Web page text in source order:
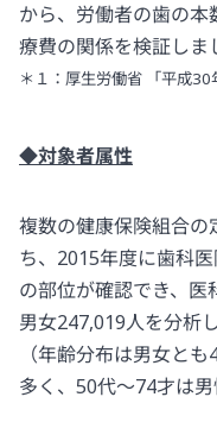
から、労働者の歯の
療費の関係を検証しま
＊１：厚生労働省 「平成30
◆対象者属性
複数の健康保険組合の
ち、2015年度に歯科
の部位が確認でき、
男女247,019人を分析
（年齢分布は男女と
多く、50代～74才は男